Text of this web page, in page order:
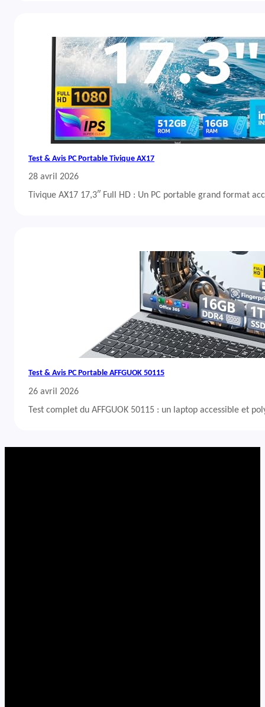
Test & Avis PC Portable Tivique AX17
28 avril 2026
Tivique AX17 17,3″ Full HD : Un PC portable grand format
Test & Avis PC Portable AFFGUOK 50115
26 avril 2026
Test complet du AFFGUOK 50115 : un laptop accessible